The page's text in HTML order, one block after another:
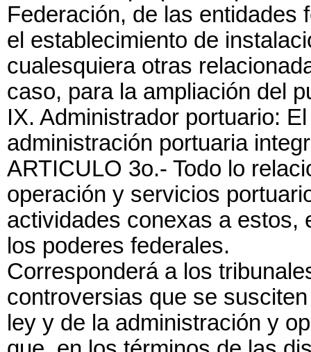
Federación, de las entidades
el establecimiento de
cualesquiera otras
caso, para la ampliación del
IX. Administrador portuario:
administración portuaria
ARTICULO 3o.- Todo lo
operación y servicios
actividades conexas a estos,
los poderes federales.
Corresponderá a los
controversias que se
ley y de la administración y